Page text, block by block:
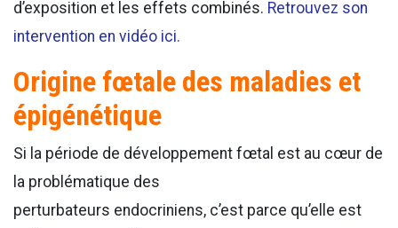
d’exposition et les effets combinés. Retrouvez son
intervention en vidéo ici.
Origine fœtale des maladies et
épigénétique
Si la période de développement fœtal est au cœur de
la problématique des
perturbateurs endocriniens, c’est parce qu’elle est